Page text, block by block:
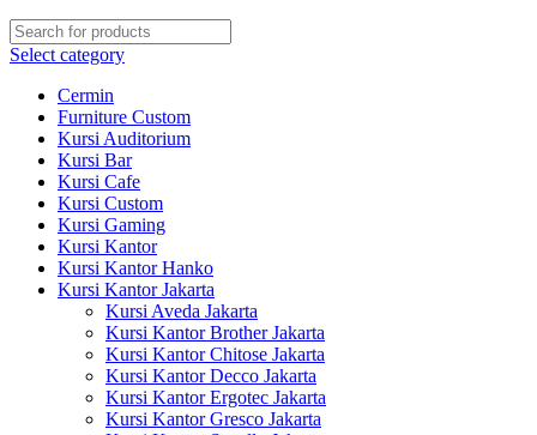
Select category
Cermin
Furniture Custom
Kursi Auditorium
Kursi Bar
Kursi Cafe
Kursi Custom
Kursi Gaming
Kursi Kantor
Kursi Kantor Hanko
Kursi Kantor Jakarta
Kursi Aveda Jakarta
Kursi Kantor Brother Jakarta
Kursi Kantor Chitose Jakarta
Kursi Kantor Decco Jakarta
Kursi Kantor Ergotec Jakarta
Kursi Kantor Gresco Jakarta